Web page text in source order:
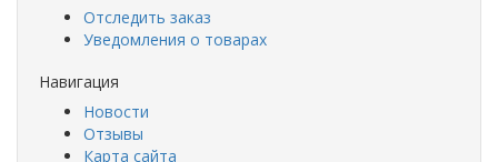
Отследить заказ
Уведомления о товарах
Навигация
Новости
Отзывы
Карта сайта